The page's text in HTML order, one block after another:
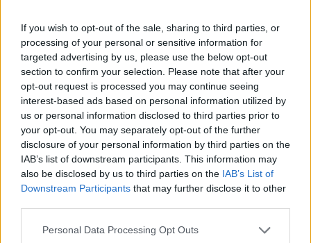
If you wish to opt-out of the sale, sharing to third parties, or
processing of your personal or sensitive information for
targeted advertising by us, please use the below opt-out
section to confirm your selection. Please note that after your
opt-out request is processed you may continue seeing
interest-based ads based on personal information utilized by
us or personal information disclosed to third parties prior to
your opt-out. You may separately opt-out of the further
disclosure of your personal information by third parties on the
IAB’s list of downstream participants. This information may
also be disclosed by us to third parties on the IAB’s List of
Downstream Participants that may further disclose it to other
Personal Data Processing Opt Outs
σύμβαση», αναφέρεται στην εξώδικη δήλωση
του διοικητή του ΕΟΠΥΥ.